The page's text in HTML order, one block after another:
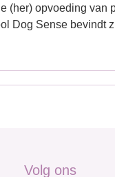
(her) opvoeding van
Dog Sense bevindt
Volg ons